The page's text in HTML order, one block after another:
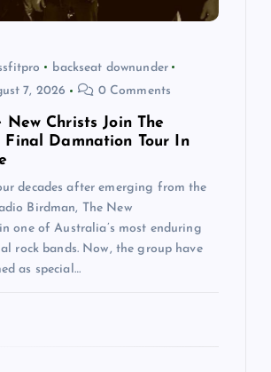
backseat downunder
7, 2026 0 Comments
New Christs Join The
Final Damnation Tour In
decades after emerging from the
Birdman, The New
one of Australia’s most enduring
rock bands. Now, the group have
as special…